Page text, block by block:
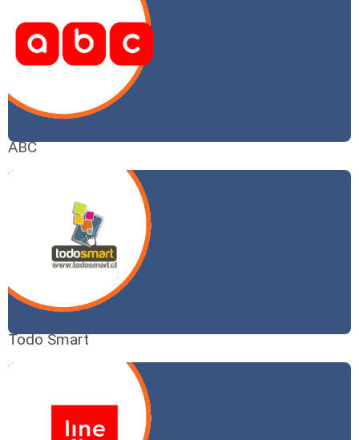
ABC
Todo Smart